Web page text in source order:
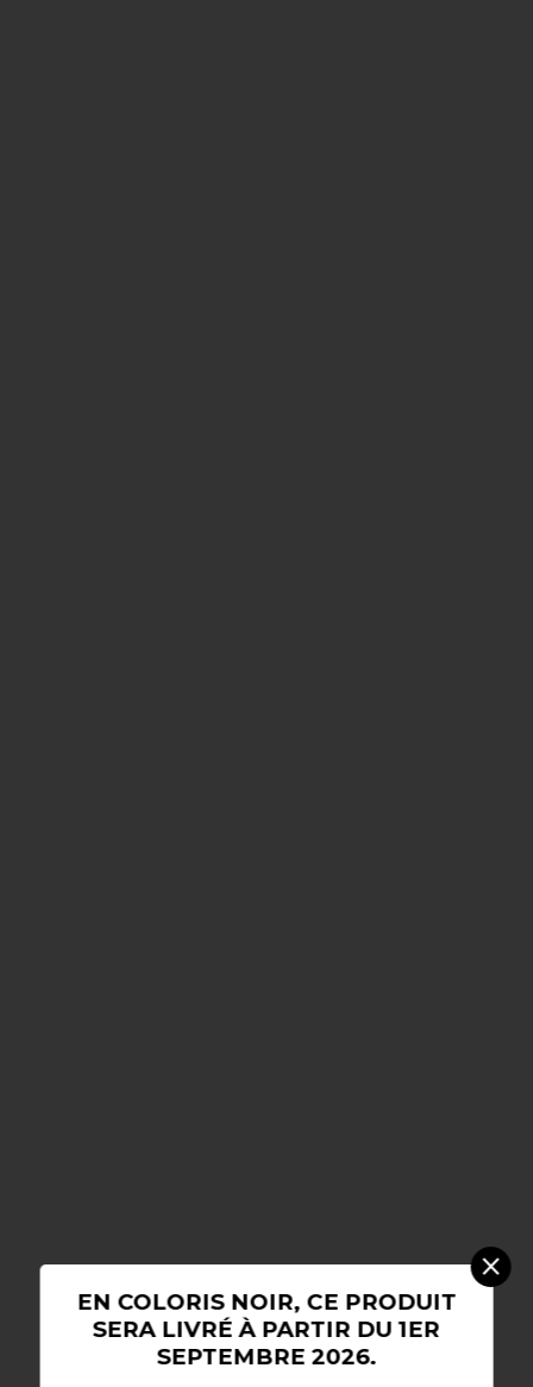
close
EN COLORIS NOIR, CE PRODUIT
SERA LIVRÉ À PARTIR DU 1ER
SEPTEMBRE 2026.